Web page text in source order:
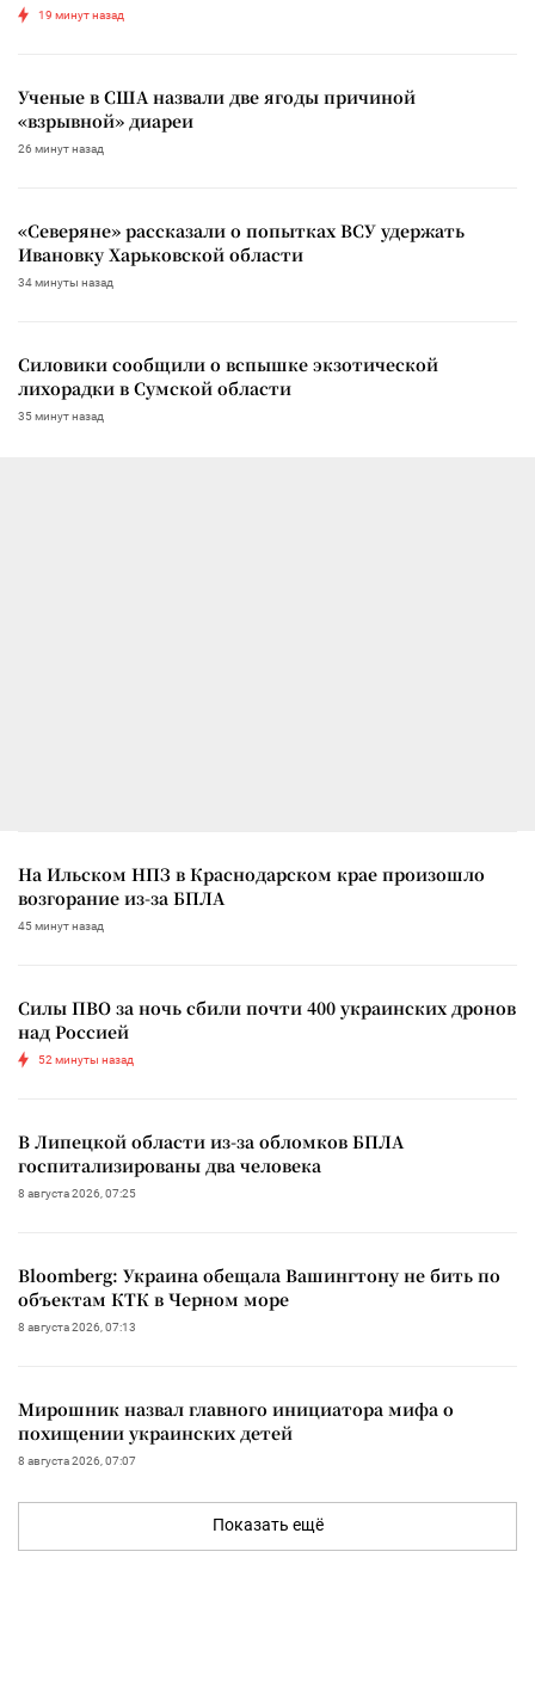
19 минут назад
Ученые в США назвали две ягоды причиной
«взрывной» диареи
26 минут назад
«Северяне» рассказали о попытках ВСУ удержать
Ивановку Харьковской области
34 минуты назад
Силовики сообщили о вспышке экзотической
лихорадки в Сумской области
35 минут назад
На Ильском НПЗ в Краснодарском крае произошло
возгорание из-за БПЛА
45 минут назад
Силы ПВО за ночь сбили почти 400 украинских дронов
над Россией
52 минуты назад
В Липецкой области из-за обломков БПЛА
госпитализированы два человека
8 августа 2026, 07:25
Bloomberg: Украина обещала Вашингтону не бить по
объектам КТК в Черном море
8 августа 2026, 07:13
Мирошник назвал главного инициатора мифа о
похищении украинских детей
8 августа 2026, 07:07
Показать ещё